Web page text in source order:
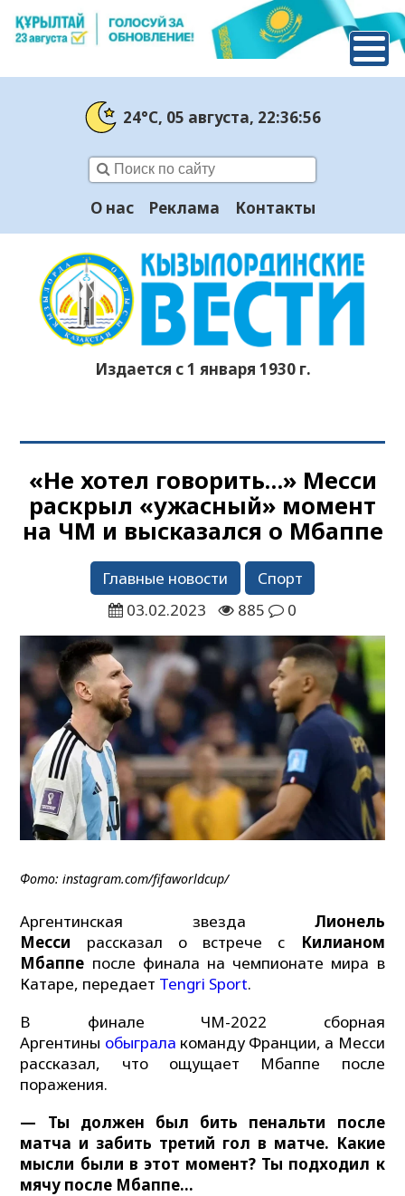
24°C, 05 августа, 22:36:57
О нас Реклама Контакты
Издается с 1 января 1930 г.
«Не хотел говорить…» Месси
раскрыл «ужасный» момент
на ЧМ и высказался о Мбаппе
Главные новости
Спорт
03.02.2023
885 0
Фото: instagram.com/fifaworldcup/
Аргентинская звезда Лионель
Месси рассказал о встрече с
Килианом
Мбаппе после финала на чемпионате мира в
Катаре, передает Tengri Sport.
В финале ЧМ-2022 сборная
Аргентины обыграла команду Франции, а Месси
рассказал, что ощущает Мбаппе после
поражения.
— Ты должен был бить пенальти после
матча и забить третий гол в матче. Какие
мысли были в этот момент? Ты подходил к
мячу после Мбаппе…